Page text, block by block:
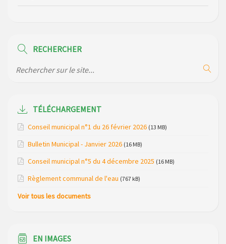
de la gendarmerie
Modification de gestion du camping de Saint Just, ses
bungalows bois, ses chalets et sa piscine
Loubaresse le vendredi 20 mars 2026
2026
RECHERCHER
TÉLÉCHARGEMENT
Conseil municipal n°1 du 26 février 2026 (13 MB)
Bulletin Municipal - Janvier 2026 (16 MB)
Conseil municipal n°5 du 4 décembre 2025 (16 MB)
Règlement communal de l'eau (767 kB)
Voir tous les documents
EN IMAGES